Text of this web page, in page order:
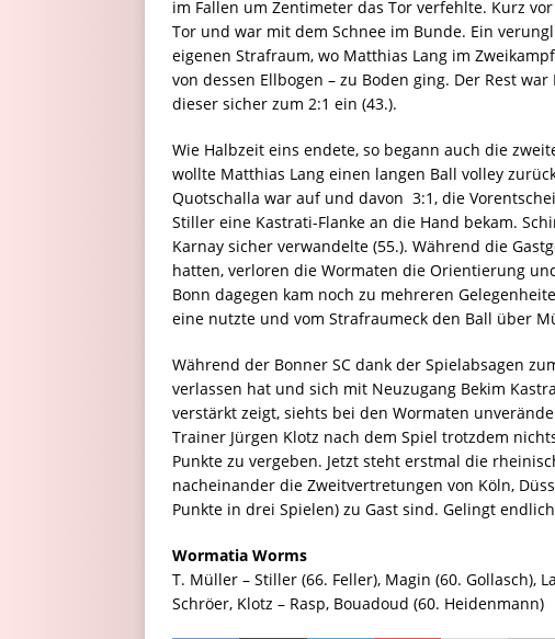
im Fallen um Zentimeter das Tor verfehlte. Kurz
Tor und war mit dem Schnee im Bunde. Ein
eigenen Strafraum, wo Matthias Lang im
von dessen Ellbogen – zu Boden ging. Der Rest
dieser sicher zum 2:1 ein (43.).
Wie Halbzeit eins endete, so begann auch die
wollte Matthias Lang einen langen Ball volley
Quotschalla war auf und davon  3:1, die
Stiller eine Kastrati-Flanke an die Hand bekam.
Karnay sicher verwandelte (55.). Während die
hatten, verloren die Wormaten die Orientierung
Bonn dagegen kam noch zu mehreren
eine nutzte und vom Strafraumeck den Ball über
Während der Bonner SC dank der Spielabsagen
verlassen hat und sich mit Neuzugang Bekim
verstärkt zeigt, siehts bei den Wormaten
Trainer Jürgen Klotz nach dem Spiel trotzdem
Punkte zu vergeben. Jetzt steht erstmal die
nacheinander die Zweitvertretungen von Köln,
Punkte in drei Spielen) zu Gast sind. Gelingt
Wormatia Worms
T. Müller – Stiller (66. Feller), Magin (60. Gollasch),
Schröer, Klotz – Rasp, Bouadoud (60. Heidenmann)